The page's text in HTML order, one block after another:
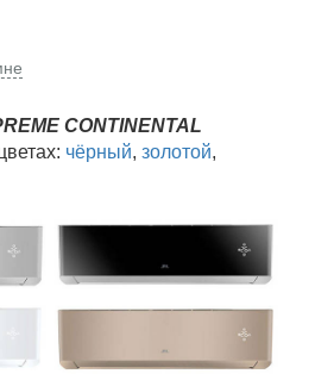
CONTINENTAL
чёрный, золотой,